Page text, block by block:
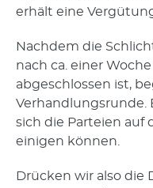
erhält eine
Nachdem die
nach ca. einer
abgeschlossen ist,
Verhandlungsrunde.
sich die Parteien auf
einigen können.
Drücken wir also die